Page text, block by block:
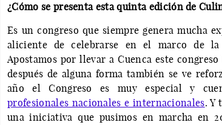
¿Cómo se presenta esta quinta edición de
Es un congreso que siempre genera mucha
aliciente de celebrarse en el marco de la
Apostamos por llevar a Cuenca este
después de alguna forma también se ve
año el Congreso es muy especial y
profesionales nacionales e internacionales. Y
una iniciativa que pusimos en marcha en